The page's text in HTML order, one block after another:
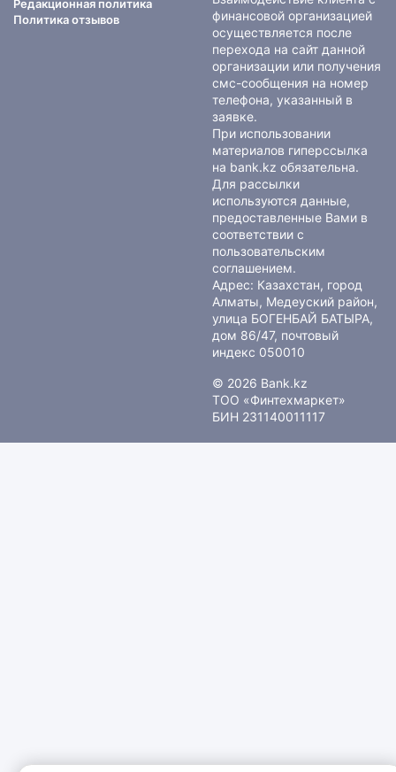
Редакционная политика
Политика отзывов
финансовой организацией
осуществляется после
перехода на сайт данной
организации или получения
смс-сообщения на номер
телефона, указанный в
заявке.
При использовании
материалов гиперссылка
на bank.kz обязательна.
Для рассылки
используются данные,
предоставленные Вами в
соответствии с
пользовательским
соглашением.
Адрес: Казахстан, город
Алматы, Медеуский район,
улица БОГЕНБАЙ БАТЫРА,
дом 86/47, почтовый
индекс 050010
© 2026 Bank.kz
ТОО «Финтехмаркет»
БИН 231140011117